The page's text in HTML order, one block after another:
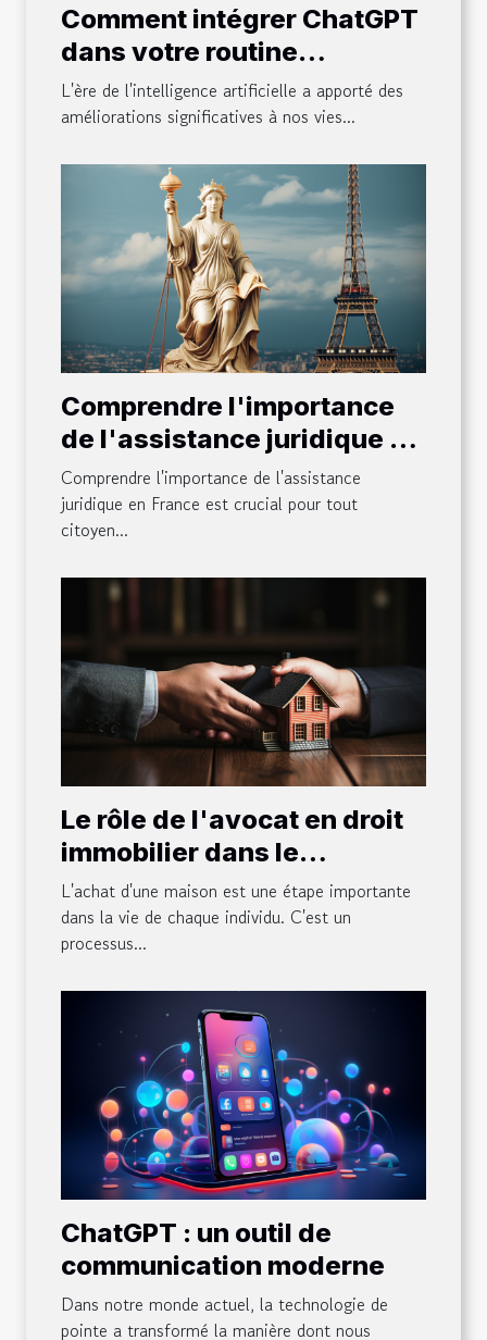
Comment intégrer ChatGPT
dans votre routine
quotidienne
L'ère de l'intelligence artificielle a apporté des
améliorations significatives à nos vies...
Comprendre l'importance
de l'assistance juridique en
France
Comprendre l'importance de l'assistance
juridique en France est crucial pour tout
citoyen...
Le rôle de l'avocat en droit
immobilier dans le
processus d'achat d'une
maison
L'achat d'une maison est une étape importante
dans la vie de chaque individu. C'est un
processus...
ChatGPT : un outil de
communication moderne
Dans notre monde actuel, la technologie de
pointe a transformé la manière dont nous